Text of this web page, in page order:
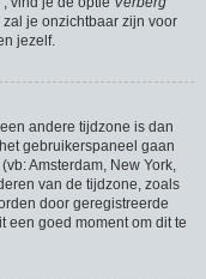
je onzichtbaar zijn voor
jezelf.
andere tijdzone is dan
gebruikerspaneel gaan
Amsterdam, New York,
van de tijdzone, zoals
door geregistreerde
een goed moment om dit te